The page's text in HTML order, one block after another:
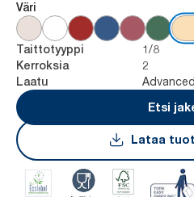
Väri
Taittotyyppi 1/8
Kerroksia 2
Laatu
Advanced
Etsi
Lataa